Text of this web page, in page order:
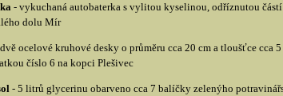
- vykuchaná autobaterka s vylitou kyselinou, odříznutou
dolu Mír
ocelové kruhové desky o průměru cca 20 cm a tloušťce
číslo 6 na kopci Plešivec
- 5 litrů glycerinu obarveno cca 7 balíčky zelenýho